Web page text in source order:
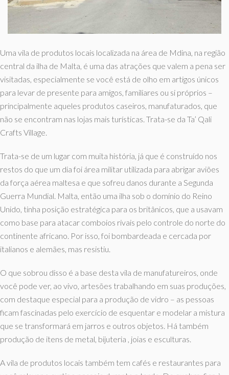
Uma vila de produtos locais localizada na área de Mdina, na região
central da ilha de Malta, é uma das atrações que valem a pena ser
visitadas, especialmente se você está de olho em artigos únicos
para levar de presente para amigos, familiares ou si próprios –
principalmente aqueles produtos caseiros, manufaturados, que
não se encontram nas lojas mais turísticas. Trata-se da Ta’ Qali
Crafts Village.
Trata-se de um lugar com muita história, já que é construído nos
restos do que um dia foi área militar utilizada para abrigar aviões
da força aérea maltesa e que sofreu danos durante a Segunda
Guerra Mundial. Malta, então uma ilha sob o domínio do Reino
Unido, tinha posição estratégica para os britânicos, que a usavam
como base para atacar comboios rivais pelo controle do norte do
continente africano. Por isso, foi bombardeada e cercada por
italianos e alemães, mas resistiu.
O que sobrou disso é a base desta vila de manufatureiros, onde
você pode ver, ao vivo, artesões trabalhando em suas produções,
com destaque especial para a produção de vidro – as pessoas
ficam fascinadas pelo exercício de esquentar e modelar a mistura
que se transformará em jarros e outros objetos. Há também
produção de itens de metal, bijuteria , joias e esculturas.
A vila de produtos locais também tem cafés e restaurantes para